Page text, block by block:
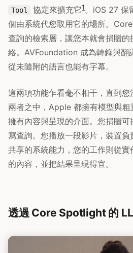
Tool 協定來擴充它1。iOS 27 保
個由系統代您取用它的場所。
查詢的檢索層，讓您本就會捐贈
絡。AVFoundation 成為轉錄與翻
從未隨附的語言也能有字幕。
這兩項功能乍看毫不相干，直到
兩者之中，Apple 都擁有模型與
擁有內容與呈現的介面。您捐贈
寫查詢。您播放一段影片，裝置
共享的系統能力，您的工作則從
的內容，並把結果呈現得宜。
透過 Core Spotlight 的